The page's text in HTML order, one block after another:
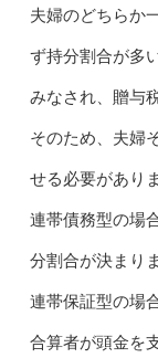
夫婦のどちらか
ず持分割合が多
みなされ、贈与
そのため、夫婦
せる必要があり
連帯債務型の場
分割合が決まり
連帯保証型の場
合算者が頭金を